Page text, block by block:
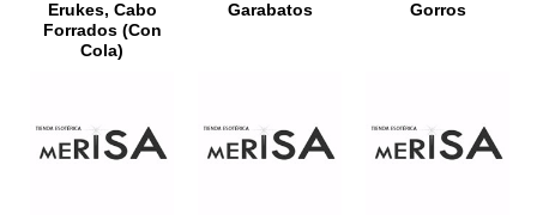
Erukes, Cabo
Forrados (Con
Cola)
Garabatos Gorros